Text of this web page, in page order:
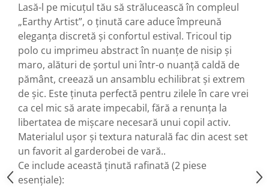
Lasă-l pe micuțul tău să strălucească în compleul
„Earthy Artist”, o ținută care aduce împreună
eleganța discretă și confortul estival. Tricoul tip
polo cu imprimeu abstract în nuanțe de nisip și
maro, alături de șortul uni într-o nuanță caldă de
pământ, creează un ansamblu echilibrat și extrem
de șic. Este ținuta perfectă pentru zilele în care vrei
ca cel mic să arate impecabil, fără a renunța la
libertatea de mișcare necesară unui copil activ.
Materialul ușor și textura naturală fac din acest set
un favorit al garderobei de vară..
Ce include această ținută rafinată (2 piese
esențiale):